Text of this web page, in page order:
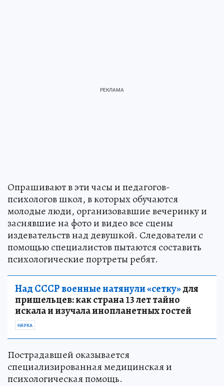
Опрашивают в эти часы и педагогов-
психологов школ, в которых обучаются
молодые люди, организовавшие вечеринку и
заснявшие на фото и видео все сцены
издевательств над девушкой. Следователи с
помощью специалистов пытаются составить
психологические портреты ребят.
Над СССР военные натянули «сетку»для
пришельцев: как страна 13 лет тайно
искала и изучала инопланетных гостей
НАУКА
Пострадавшей оказывается
специализированная медицинская и
психологическая помощь.